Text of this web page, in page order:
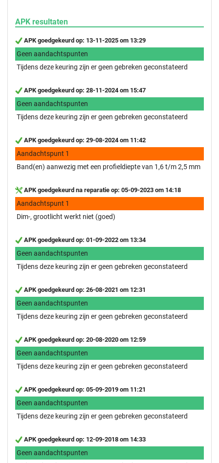
APK resultaten
APK goedgekeurd op: 13-11-2025 om 13:29
Geen aandachtspunten
Tijdens deze keuring zijn er geen gebreken geconstateerd
APK goedgekeurd op: 28-11-2024 om 15:47
Geen aandachtspunten
Tijdens deze keuring zijn er geen gebreken geconstateerd
APK goedgekeurd op: 29-08-2024 om 11:42
Aandachtspunt 1
Band(en) aanwezig met een profieldiepte van 1,6 t/m 2,5 mm
APK goedgekeurd na reparatie op: 05-09-2023 om 14:18
Aandachtspunt 1
Dim-, grootlicht werkt niet (goed)
APK goedgekeurd op: 01-09-2022 om 13:34
Geen aandachtspunten
Tijdens deze keuring zijn er geen gebreken geconstateerd
APK goedgekeurd op: 26-08-2021 om 12:31
Geen aandachtspunten
Tijdens deze keuring zijn er geen gebreken geconstateerd
APK goedgekeurd op: 20-08-2020 om 12:59
Geen aandachtspunten
Tijdens deze keuring zijn er geen gebreken geconstateerd
APK goedgekeurd op: 05-09-2019 om 11:21
Geen aandachtspunten
Tijdens deze keuring zijn er geen gebreken geconstateerd
APK goedgekeurd op: 12-09-2018 om 14:33
Geen aandachtspunten